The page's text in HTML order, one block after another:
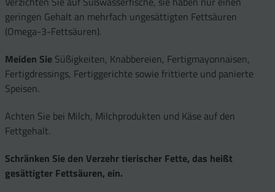
geringen Gehalt an mehrfach ungesättigten Fettsäuren
(Omega-3-Fettsäuren).
Meiden Sie Süßigkeiten, Knabbereien, Fertigmayonnaisen,
Fertigdressings, Fertiggerichte sowie frittierte und panierte
Speisen.
Achten Sie bei Milch, Milchprodukten und Käse auf den
Fettgehalt.
Schränken Sie den Verzehr tierischer Fette, das heißt
gesättigter Fettsäuren, ein.